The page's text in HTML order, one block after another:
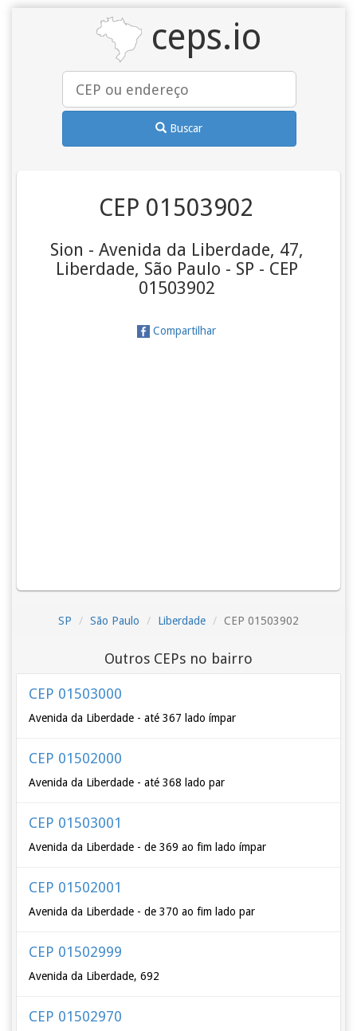
ceps.io
Buscar
CEP 01503902
Sion - Avenida da Liberdade, 47,
Liberdade, São Paulo - SP - CEP
01503902
Compartilhar
SP São Paulo Liberdade CEP 01503902
Outros CEPs no bairro
CEP 01503000
Avenida da Liberdade - até 367 lado ímpar
CEP 01502000
Avenida da Liberdade - até 368 lado par
CEP 01503001
Avenida da Liberdade - de 369 ao fim lado ímpar
CEP 01502001
Avenida da Liberdade - de 370 ao fim lado par
CEP 01502999
Avenida da Liberdade, 692
CEP 01502970